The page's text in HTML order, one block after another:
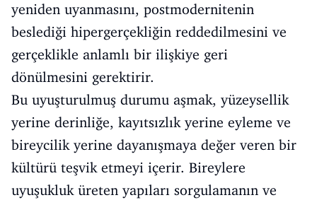
yeniden uyanmasını, postmodernitenin
beslediği hipergerçekliğin reddedilmesini ve
gerçeklikle anlamlı bir ilişkiye geri
dönülmesini gerektirir.
Bu uyuşturulmuş durumu aşmak, yüzeysellik
yerine derinliğe, kayıtsızlık yerine eyleme ve
bireycilik yerine dayanışmaya değer veren bir
kültürü teşvik etmeyi içerir. Bireylere
uyuşukluk üreten yapıları sorgulamanın ve